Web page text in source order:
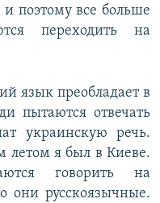
поэтому все больше
переходить на
язык преобладает в
пытаются отвечать
украинскую речь.
летом я был в Киеве.
говорить на
они русскоязычные.